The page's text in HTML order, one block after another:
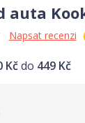
auta
Napsat recenzi
Kčdo 449 Kč